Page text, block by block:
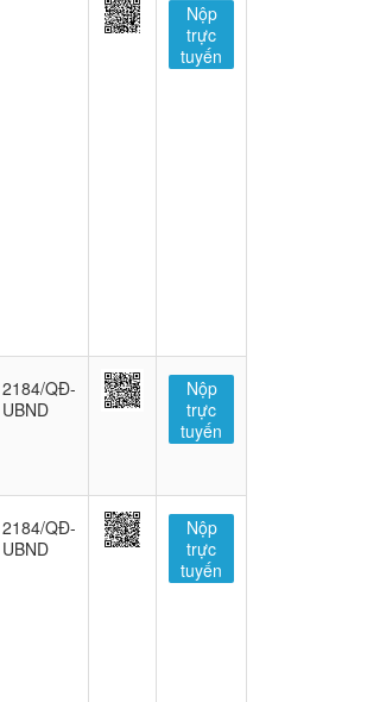
Nộp
trực
tuyến
2184/QĐ-
UBND
Nộp
trực
tuyến
2184/QĐ-
UBND
Nộp
trực
tuyến